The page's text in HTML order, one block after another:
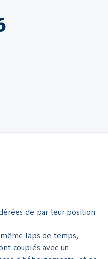
de par leur position
laps de temps,
couplés avec un